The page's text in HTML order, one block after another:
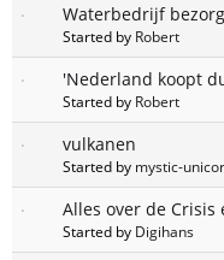
Waterbedrijf
Started by Robert
'Nederland koopt
Started by Robert
vulkanen
Started by mystic-
Alles over de
Started by Digihans